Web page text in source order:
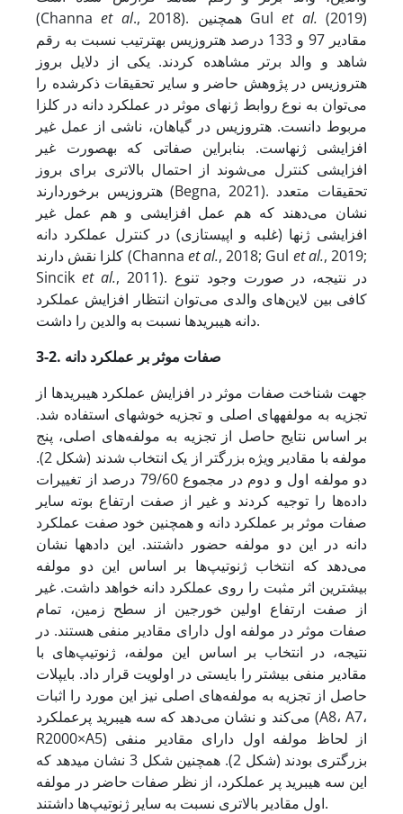
(Channaet al ., 2018). همچنین Gul et al. (2019)
مقادیر 97 و 133 درصد هتروزیس به­ترتیب نسبت به رقم
شاهد و والد برتر مشاهده کردند. یکی از دلایل بروز
هتروزیس در پژوهش حاضر و سایر تحقیقات ذکرشده را
می‌توان به نوع روابط ژن­های موثر در عملکرد دانه در کلزا
مربوط دانست. هتروزیس در گیاهان، ناشی از عمل غیر
افزایشی ژن­هاست. بنابراین صفاتی که به­صورت غیر
افزایشی کنترل می‌شوند از احتمال بالاتری برای بروز
هتروزیس برخوردارند (Begna, 2021). تحقیقات متعدد
نشان می‌دهند که هم عمل افزایشی و هم عمل غیر
افزایشی ژن­ها (غلبه و اپیستازی) در کنترل عملکرد دانه
کلزا نقش دارند (Channa et al., 2018; Gul et al., 2019;
Sincik et al., 2011). در نتیجه، در صورت وجود تنوع
کافی بین لاین‌های والدی می‌توان انتظار افزایش عملکرد
دانه هیبریدها نسبت به والدین را داشت.
3-2. صفات موثر بر عملکرد دانه
جهت شناخت صفات موثر در افزایش عملکرد هیبریدها از
تجزیه به مولفه­های اصلی و تجزیه خوشه­ای استفاده شد.
بر اساس نتایج حاصل از تجزیه به مولفه‌های اصلی، پنج
مولفه با مقادیر ویژه بزرگتر از یک انتخاب شدند (شکل 2).
دو مولفه اول و دوم در مجموع 79/60 درصد از تغییرات
داده‌ها را توجیه کردند و غیر از صفت ارتفاع بوته سایر
صفات موثر بر عملکرد دانه و همچنین خود صفت عملکرد
دانه در این دو مولفه حضور داشتند. این داده­ها نشان
می‌دهد که انتخاب ژنوتیپ‌ها بر اساس این دو مولفه
بیشترین اثر مثبت را روی عملکرد دانه خواهد داشت. غیر
از صفت ارتفاع اولین خورجین از سطح زمین، تمام
صفات موثر در مولفه اول دارای مقادیر منفی هستند. در
نتیجه، در انتخاب بر اساس این مولفه، ژنوتیپ‌های با
مقادیر منفی بیشتر را بایستی در اولویت قرار داد. بای­پلات
حاصل از تجزیه به مولفه‌های اصلی نیز این مورد را اثبات
می‌کند و نشان می‌دهد که سه هیبرید پرعملکرد (A8، A7،
R2000×A5) از لحاظ مولفه اول دارای مقادیر منفی
بزرگتری بودند (شکل 2). همچنین شکل 3 نشان می­دهد که
این سه هیبرید پر عملکرد، از نظر صفات حاضر در مولفه
اول مقادیر بالاتری نسبت به سایر ژنوتیپ‌ها داشتند.